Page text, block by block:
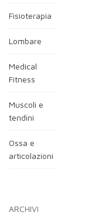
Fisioterapia
Lombare
Medical
Fitness
Muscoli e
tendini
Ossa e
articolazioni
ARCHIVI